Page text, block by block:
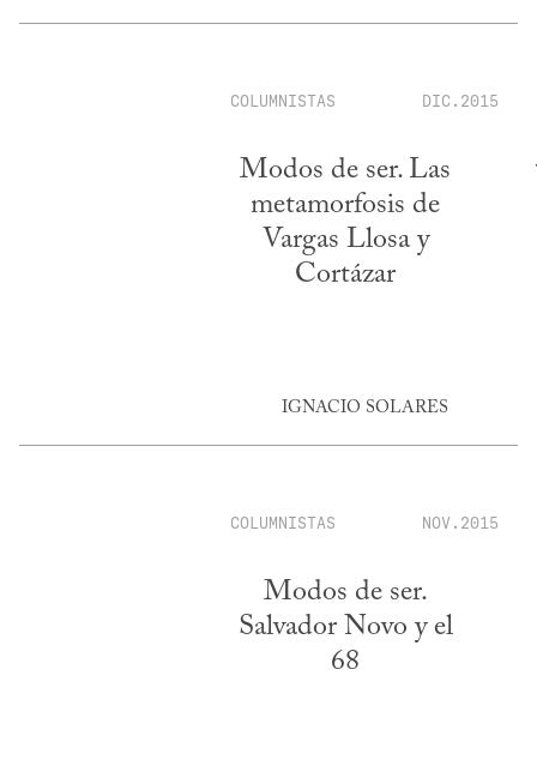
COLUMNISTAS DIC.2015
Modos de ser. Las
metamorfosis de
Vargas Llosa y
Cortázar
IGNACIO SOLARES
COLUMNISTAS NOV.2015
Modos de ser.
Salvador Novo y el
68